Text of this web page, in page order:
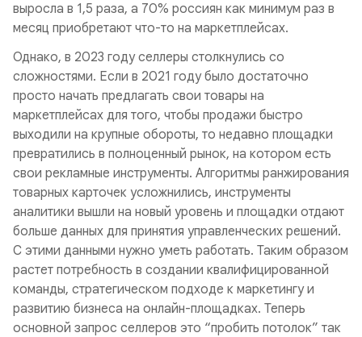
выросла в 1,5 раза, а 70% россиян как минимум раз в
месяц приобретают что-то на маркетплейсах.
Однако, в 2023 году селлеры столкнулись со
сложностями. Если в 2021 году было достаточно
просто начать предлагать свои товары на
маркетплейсах для того, чтобы продажи быстро
выходили на крупные обороты, то недавно площадки
превратились в полноценный рынок, на котором есть
свои рекламные инструменты. Алгоритмы ранжирования
товарных карточек усложнились, инструменты
аналитики вышли на новый уровень и площадки отдают
больше данных для принятия управленческих решений.
С этими данными нужно уметь работать. Таким образом
растет потребность в создании квалифицированной
команды, стратегическом подходе к маркетингу и
развитию бизнеса на онлайн-площадках. Теперь
основной запрос селлеров это “пробить потолок” так